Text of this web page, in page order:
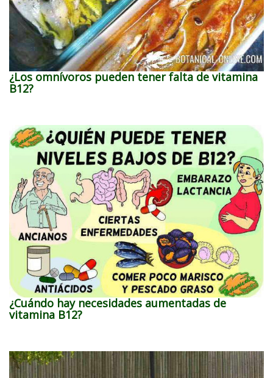
¿Los omnívoros pueden tener falta de vitamina
B12?
¿Cuándo hay necesidades aumentadas de
vitamina B12?